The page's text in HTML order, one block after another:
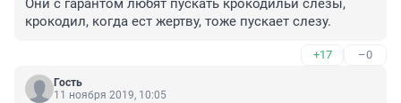
Они с гарантом любят пускать крокодильи слезы,
крокодил, когда ест жертву, тоже пускает слезу.
+17 –0
Гость
11 ноября 2019, 10:05